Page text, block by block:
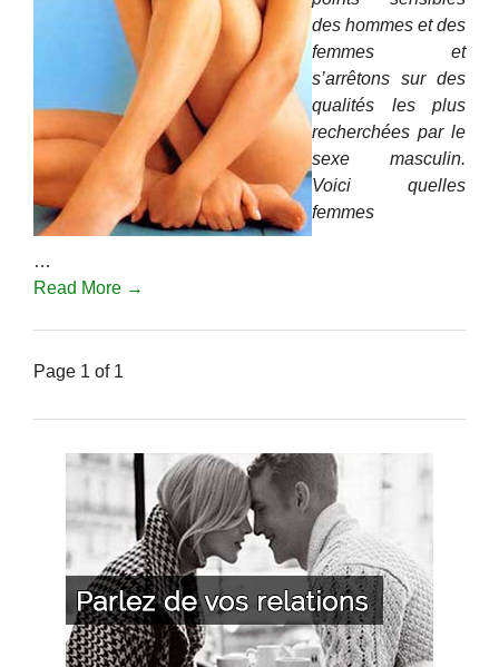
des hommes et des
femmes et
s’arrêtons sur des
qualités les plus
recherchées par le
sexe masculin.
Voici quelles
femmes
…
Read More →
Page 1 of 1